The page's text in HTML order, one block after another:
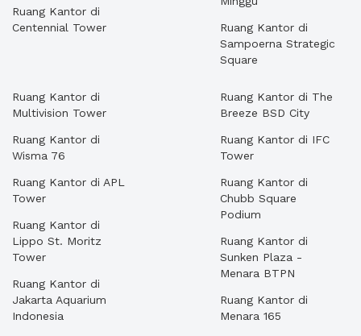
Ruang Kantor di
Centennial Tower
Ruang Kantor di
Sampoerna Strategic
Square
Ruang Kantor di
Multivision Tower
Ruang Kantor di
Wisma 76
Ruang Kantor di APL
Tower
Ruang Kantor di
Lippo St. Moritz
Tower
Ruang Kantor di
Jakarta Aquarium
Indonesia
Ruang Kantor di The
Breeze BSD City
Ruang Kantor di IFC
Tower
Ruang Kantor di
Chubb Square
Podium
Ruang Kantor di
Sunken Plaza -
Menara BTPN
Ruang Kantor di
Menara 165